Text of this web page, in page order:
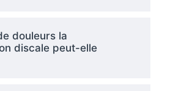
douleurs la
discale peut-elle